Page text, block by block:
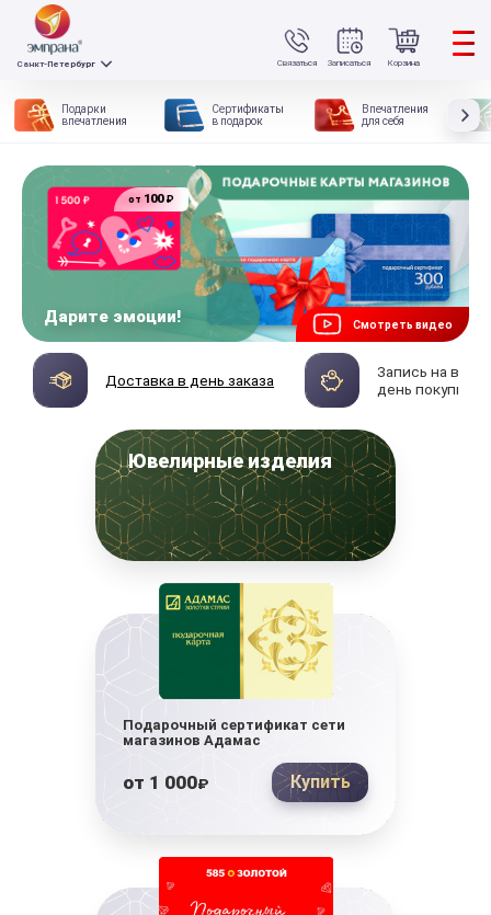
Связаться
Санкт-Петербург Записаться Корзина
Подарки
впечатления
Сертификаты
в подарок
Впечатления
для себя
Смотреть видео
от 100₽
Дарите эмоции!
Доставка в день заказа
Запись на
день покупки
Ювелирные изделия
Подарочный сертификат сети
магазинов Адамас
от 1 000₽ Купить